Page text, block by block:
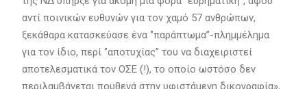
αντί ποινικών ευθυνών για τον χαμό 57 ανθρώπων,
ξεκάθαρα κατασκεύασε ένα ‘’παράπτωμα’’-πλημμέλημα
για τον ίδιο, περί ‘’αποτυχίας’’ του να διαχειριστεί
αποτελεσματικά τον ΟΣΕ (!), το οποίο ωστόσο δεν